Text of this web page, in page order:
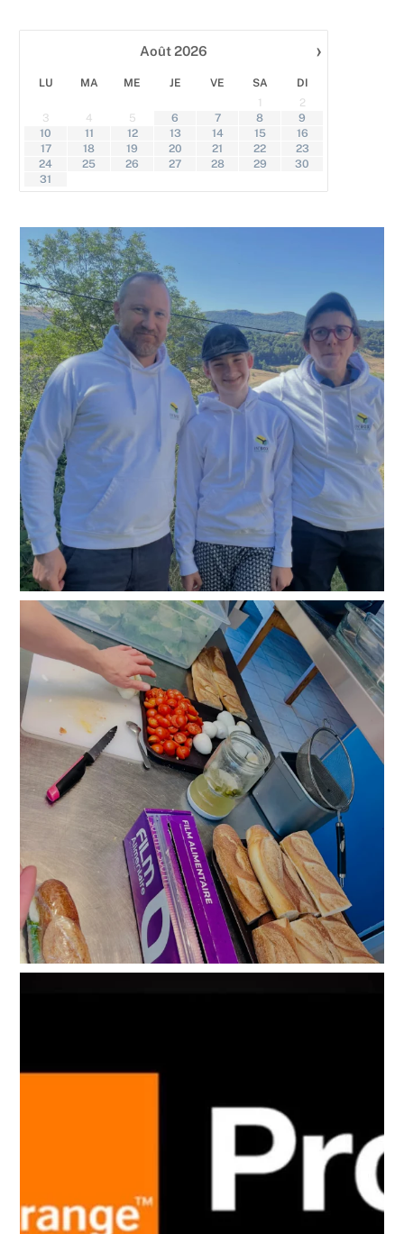
›
Août 2026
LU MA ME JE VE SA
DI
1
2
3
4 5 6 7 8
9
10
11 12 13 14 15
16
17
18 19 20 21 22
23
24
25 26 27 28 29
30
31